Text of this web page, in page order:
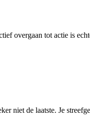
overgaan tot actie is
niet de laatste. Je